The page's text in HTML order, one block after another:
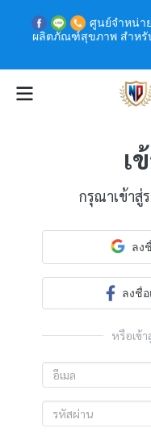
ศูนย์จำหน่า
ผลิตภัณฑ์สุขภาพ สำหรั
เ
กรุณาเข้าสู่
ลง
ลงชื่
หรือเข้